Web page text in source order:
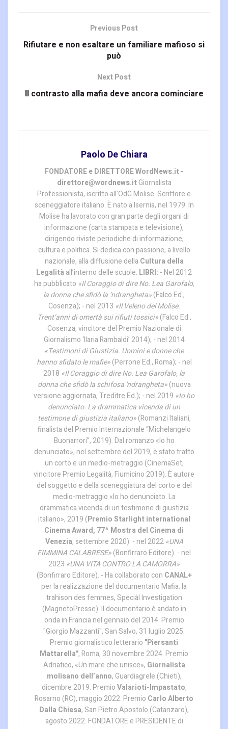
Previous Post
Rifiutare e non esaltare un familiare mafioso si
può
Next Post
Il contrasto alla mafia deve ancora cominciare
Paolo De Chiara
FONDATORE e DIRETTORE WordNews.it -
direttore@wordnews.itGiornalista
Professionista, iscritto all’OdG Molise. Scrittore e
sceneggiatore italiano. È nato a Isernia, nel 1979. In
Molise ha lavorato con gran parte degli organi di
informazione (carta stampata e televisione),
dirigendo riviste periodiche di informazione,
cultura e politica. Si dedica con passione, a livello
nazionale, alla diffusione della Cultura della
Legalità all’interno delle scuole. LIBRI: - Nel 2012
ha pubblicato «Il Coraggio di dire No. Lea Garofalo,
la donna che sfidò la ‘ndrangheta»(Falco Ed.,
Cosenza); - nel 2013 «Il Veleno del Molise.
Trent’anni di omertà sui rifiuti tossici»(Falco Ed.,
Cosenza, vincitore del Premio Nazionale di
Giornalismo ‘Ilaria Rambaldi’ 2014); - nel 2014
«Testimoni di Giustizia. Uomini e donne che
hanno sfidato le mafie»(Perrone Ed., Roma); - nel
2018 «Il Coraggio di dire No. Lea Garofalo, la
donna che sfidò la schifosa 'ndrangheta»(nuova
versione aggiornata, Treditre Ed.); - nel 2019 «Io ho
denunciato. La drammatica vicenda di un
testimone di giustizia italiano»(Romanzi Italiani,
finalista del Premio Internazionale “Michelangelo
Buonarrori”, 2019). Dal romanzo «Io ho
denunciato», nel settembre del 2019, è stato tratto
un corto e un medio-metraggio (CinemaSet,
vincitore Premio Legalità, Fiumicino 2019). È autore
del soggetto e della sceneggiatura del corto e del
medio-metraggio «Io ho denunciato. La
drammatica vicenda di un testimone di giustizia
italiano», 2019 (Premio Starlight international
Cinema Award, 77^ Mostra del Cinema di
Venezia, settembre 2020). - nel 2022«UNA
FIMMINA CALABRESE»(Bonfirraro Editore). - nel
2023 «UNA VITA CONTRO LA CAMORRA»
(Bonfirraro Editore). - Ha collaborato con CANAL+
per la realizzazione del documentario Mafia: la
trahison des femmes, Speciàl Investigation
(MagnetoPresse). Il documentario è andato in
onda in Francia nel gennaio del 2014. Premio
"Giorgio Mazzanti", San Salvo, 31 luglio 2025.
Premio giornalistico letterario "Piersanti
Mattarella", Roma, 30 novembre 2024. Premio
Adriatico, «Un mare che unisce», Giornalista
molisano dell’anno, Guardiagrele (Chieti),
dicembre 2019. PremioValarioti-Impastato,
Rosarno (RC), maggio 2022. Premio Carlo Alberto
Dalla Chiesa, San Pietro Apostolo (Catanzaro),
agosto 2022. FONDATORE e PRESIDENTE di